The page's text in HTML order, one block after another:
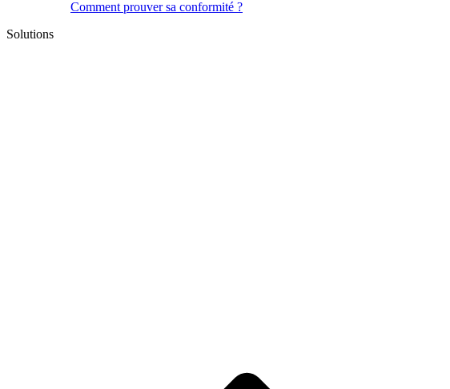
Comment prouver sa conformité ?
Solutions